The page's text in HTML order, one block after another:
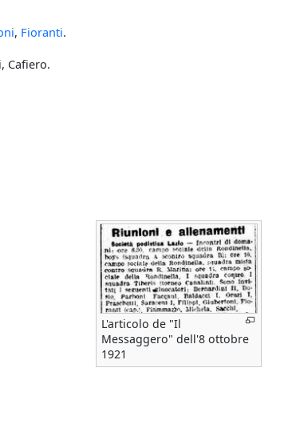
, Fioranti.
Cafiero.
L'articolo de "Il
Messaggero" dell'8 ottobre
1921